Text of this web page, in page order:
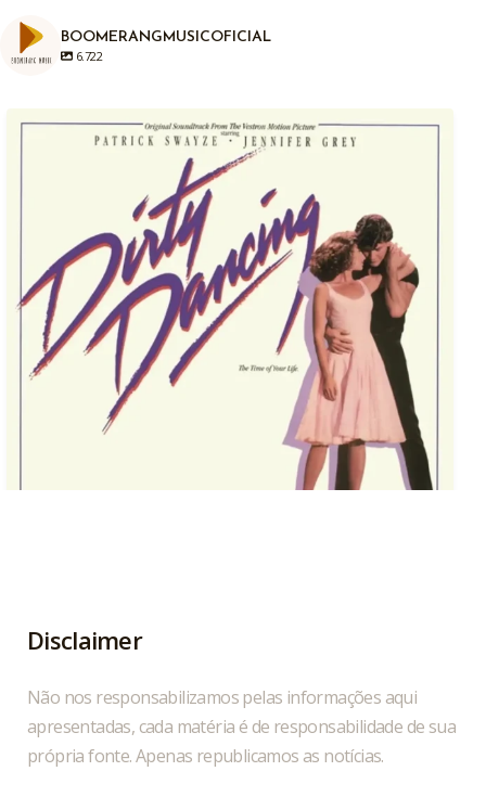
BOOMERANGMUSICOFICIAL
6.722
Em 04/08/1987, há exatamente anos atrás era...
1
Disclaimer
Não nos responsabilizamos pelas informações aqui
apresentadas, cada matéria é de responsabilidade de sua
própria fonte. Apenas republicamos as notícias.